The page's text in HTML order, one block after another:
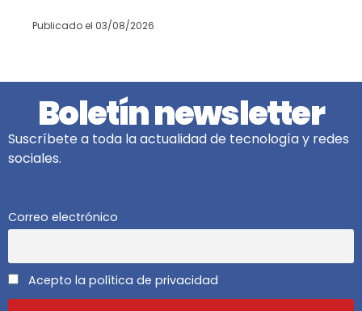
Publicado el 03/08/2026
Boletín newsletter
Suscríbete a toda la actualidad de tecnología y redes
sociales.
Correo electrónico
Acepto la política de privacidad